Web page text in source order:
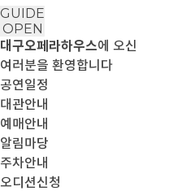
GUIDE
OPEN
대구오페라하우스에 오신
여러분을 환영합니다
공연일정
대관안내
예매안내
알림마당
주차안내
오디션신청